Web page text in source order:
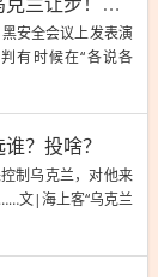
泽连斯基：美国老是要乌克兰让步！此前称“体面结束冲突对乌克兰至关重要”
安全会议上发表演
有时候在“各说各
？投啥？
制乌克兰，对他来
文|海上客“乌克兰